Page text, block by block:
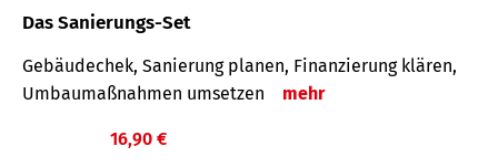
Das Sanierungs-Set
Gebäudechek, Sanierung planen, Finanzierung klären,
Umbaumaßnahmen umsetzen
mehr
16,90 €